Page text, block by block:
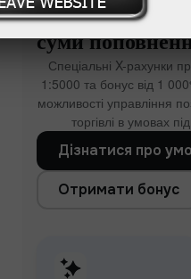
Бонус на
суми
Спеціальні X-рахунки
1:5000 та бонус від 1
можливості управління
торгівлі в умовах
Дізнатися про
Отримати бонус